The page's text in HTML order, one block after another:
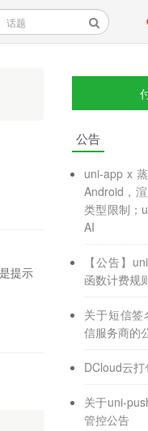
提示
公告
uni-app x
Android，
类型限制；
AI
【公告】
函数计费规
关于短信
信服务商的
DCloud云
关于uni-
管控公告